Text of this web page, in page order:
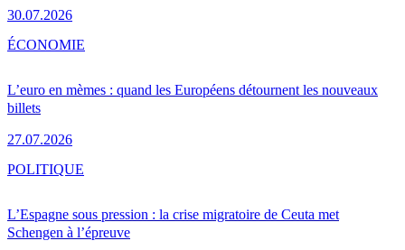
30.07.2026
L’euro en mèmes : quand les Européens détournent les nouveaux
billets
27.07.2026
ÉCONOMIE
L’Espagne sous pression : la crise migratoire de Ceuta met
Schengen à l’épreuve
POLITIQUE